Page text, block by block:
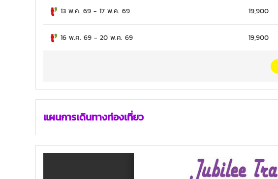
13 พ.ค. 69 - 17 พ.ค. 69 19,900
16 พ.ค. 69 - 20 พ.ค. 69 19,900
แผนการเดินทางท่องเที่ยว